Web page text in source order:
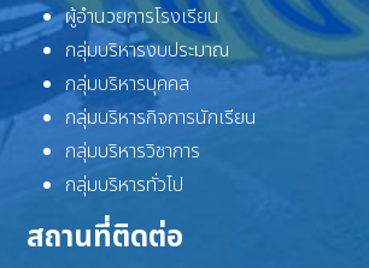
ผู้อำนวยการโรงเรียน
กลุ่มบริหารงบประมาณ
กลุ่มบริหารบุคคล
กลุ่มบริหารกิจการนักเรียน
กลุ่มบริหารวิชาการ
กลุ่มบริหารทั่วไป
สถานที่ติดต่อ